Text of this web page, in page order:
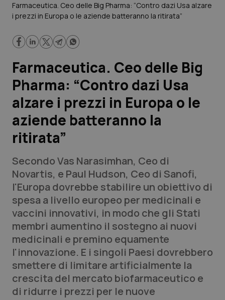
Governo e Parlamento
Regioni e Asl
Lavoro e Professioni
Scienza e Farmaci
Studi e Analisi
Lettere al direttore
Edizioni Regionali
QS Pro
Professionisti Sanitari.AI
Abruzzo
Basilicata
Calabria
QS Pro Gold
Artrite & artrosi
Asma & BPCO
QS Club Newsletter
Farmaceutica. Ceo delle Big Pharma: “Contro dazi Usa alzare
i prezzi in Europa o le aziende batteranno la ritirata”
Farmaceutica. Ceo delle Big
Pharma: “Contro dazi Usa
alzare i prezzi in Europa o le
aziende batteranno la
ritirata”
Secondo Vas Narasimhan, Ceo di
Novartis, e Paul Hudson, Ceo di Sanofi,
l'Europa dovrebbe stabilire un obiettivo di
spesa a livello europeo per medicinali e
vaccini innovativi, in modo che gli Stati
membri aumentino il sostegno ai nuovi
medicinali e premino equamente
l'innovazione. E i singoli Paesi dovrebbero
smettere di limitare artificialmente la
crescita del mercato biofarmaceutico e
di ridurre i prezzi per le nuove